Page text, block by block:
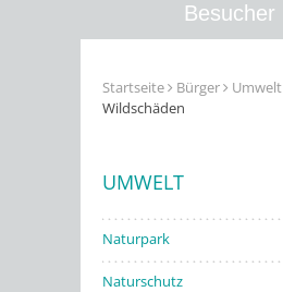
Besucher
Startseite Bürger Umwelt
Wildschäden
UMWELT
Naturpark
Naturschutz